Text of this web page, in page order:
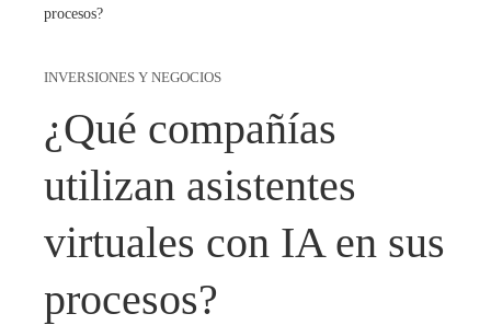
procesos?
INVERSIONES Y NEGOCIOS
¿Qué compañías
utilizan asistentes
virtuales con IA en sus
procesos?